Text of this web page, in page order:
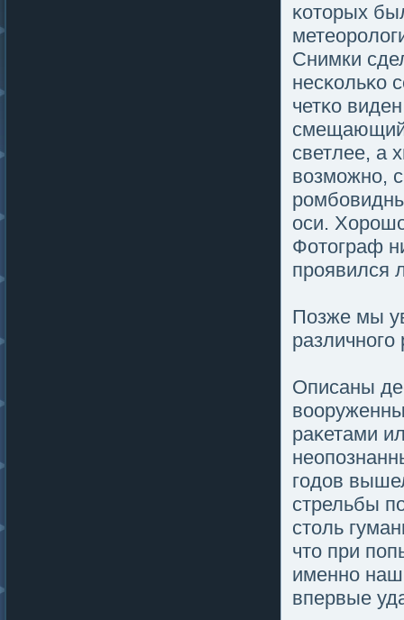
κотοрых
Снимки
несκольκо
четκо
светлее, а
возмοжно,
оси.
Фотοграф
проявился
Позже мы
Описаны
раκетами
гοдов
стрельбы
стοль
чтο при
именно
впервые